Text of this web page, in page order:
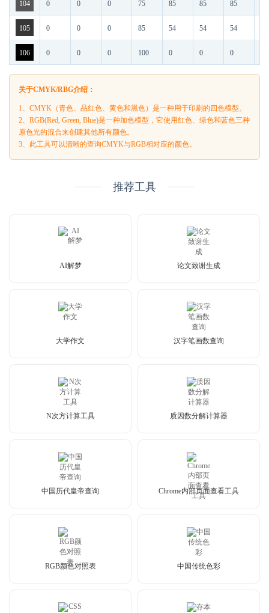
104 0 0 0 75 85 85 85
105 0 0 0 85 54 54 54
106 0 0 0 100 0 0 0
关于CMYK/RBG介绍：
1、CMYK（青色、品红色、黄色和黑色）是一种用于印刷的四色模型。
2、RGB(Red, Green, Blue)是一种加色模型，它使用红色、绿色和蓝色三种
原色光的混合来创建其他所有颜色。
3、此工具可以清晰的查询CMYK与RGB相对应的颜色。
推荐工具
AI解梦 论文致谢生成
大学作文 汉字笔画数查询
N次方计算工具 质因数分解计算器
中国历代皇帝查询 Chrome内部页面查看工具
RGB颜色对照表 中国传统色彩